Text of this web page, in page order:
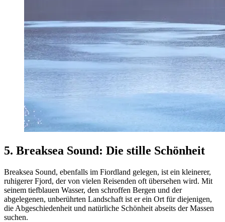
5. Breaksea Sound: Die stille Schönheit
Breaksea Sound, ebenfalls im Fiordland gelegen, ist ein kleinerer,
ruhigerer Fjord, der von vielen Reisenden oft übersehen wird. Mit
seinem tiefblauen Wasser, den schroffen Bergen und der
abgelegenen, unberührten Landschaft ist er ein Ort für diejenigen,
die Abgeschiedenheit und natürliche Schönheit abseits der Massen
suchen.